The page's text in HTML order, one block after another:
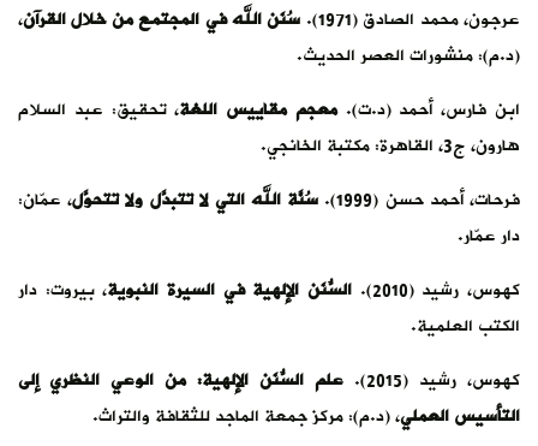
القرآن،
عبد السلام
، عمّان:
، بيروت: دار
النظري إلى